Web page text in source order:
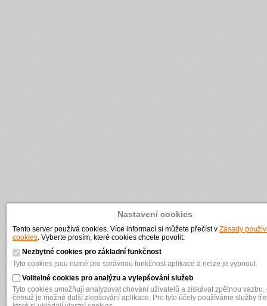
Nastavení cookies
Tento server používá cookies. Více informací si můžete přečíst v Zásady
cookies. Vyberte prosím, které cookies chcete povolit:
Nezbytné cookies pro základní funkčnost
Tyto cookies jsou nutné pro správnou funkčnost aplikace a nelze je vypnout.
Volitelné cookies pro analýzu a vylepšování služeb
Tyto cookies umožňují analyzovat chování uživatelů a získávat zpětnou vazbu,
čemuž je možné další zlepšování aplikace. Pro tyto účely používáme služby